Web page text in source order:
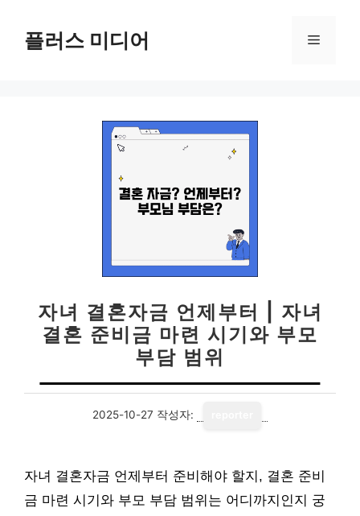
플러스 미디어 메
자녀 결혼자금 언제부터 | 자녀
결혼 준비금 마련 시기와 부모
부담 범위
2025-10-27 작성자:
자녀 결혼자금 언제부터 준비해야 할지, 결혼 준비
금 마련 시기와 부모 부담 범위는 어디까지인지 궁